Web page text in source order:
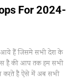
For 2024-
आये हैं जिसमे सभी देश के
है की आप तक हम सभी
करते है ऐसे में अब सभी